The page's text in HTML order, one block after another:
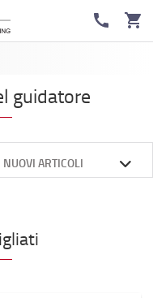
guidatore
NUOVI ARTICOLI